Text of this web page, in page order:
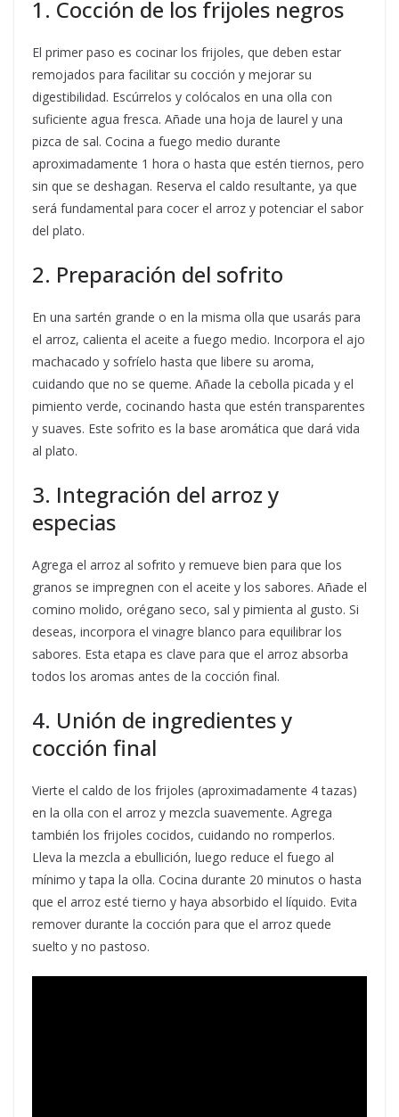
1. Cocción de los frijoles negros
El primer paso es cocinar los frijoles, que deben estar
remojados para facilitar su cocción y mejorar su
digestibilidad. Escúrrelos y colócalos en una olla con
suficiente agua fresca. Añade una hoja de laurel y una
pizca de sal. Cocina a fuego medio durante
aproximadamente 1 hora o hasta que estén tiernos, pero
sin que se deshagan. Reserva el caldo resultante, ya que
será fundamental para cocer el arroz y potenciar el sabor
del plato.
2. Preparación del sofrito
En una sartén grande o en la misma olla que usarás para
el arroz, calienta el aceite a fuego medio. Incorpora el ajo
machacado y sofríelo hasta que libere su aroma,
cuidando que no se queme. Añade la cebolla picada y el
pimiento verde, cocinando hasta que estén transparentes
y suaves. Este sofrito es la base aromática que dará vida
al plato.
3. Integración del arroz y
especias
Agrega el arroz al sofrito y remueve bien para que los
granos se impregnen con el aceite y los sabores. Añade el
comino molido, orégano seco, sal y pimienta al gusto. Si
deseas, incorpora el vinagre blanco para equilibrar los
sabores. Esta etapa es clave para que el arroz absorba
todos los aromas antes de la cocción final.
4. Unión de ingredientes y
cocción final
Vierte el caldo de los frijoles (aproximadamente 4 tazas)
en la olla con el arroz y mezcla suavemente. Agrega
también los frijoles cocidos, cuidando no romperlos.
Lleva la mezcla a ebullición, luego reduce el fuego al
mínimo y tapa la olla. Cocina durante 20 minutos o hasta
que el arroz esté tierno y haya absorbido el líquido. Evita
remover durante la cocción para que el arroz quede
suelto y no pastoso.